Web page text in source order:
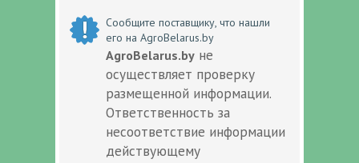
Сообщите поставщику, что нашли
его на AgroBelarus.by
AgroBelarus.by не
осуществляет проверку
размещенной информации.
Ответственность за
несоответствие информации
действующему